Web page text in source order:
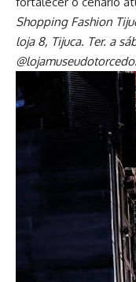
Shopping Fashion
loja 8, Tijuca. Ter. a